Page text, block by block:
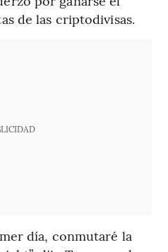
de las criptodivisas.
día, conmutaré la